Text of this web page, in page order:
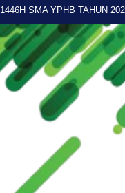
SMA YPHB TAHUN 2025